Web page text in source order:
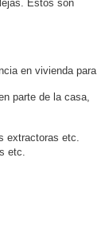
Estos son
en vivienda para
parte de la casa,
extractoras etc.
etc.